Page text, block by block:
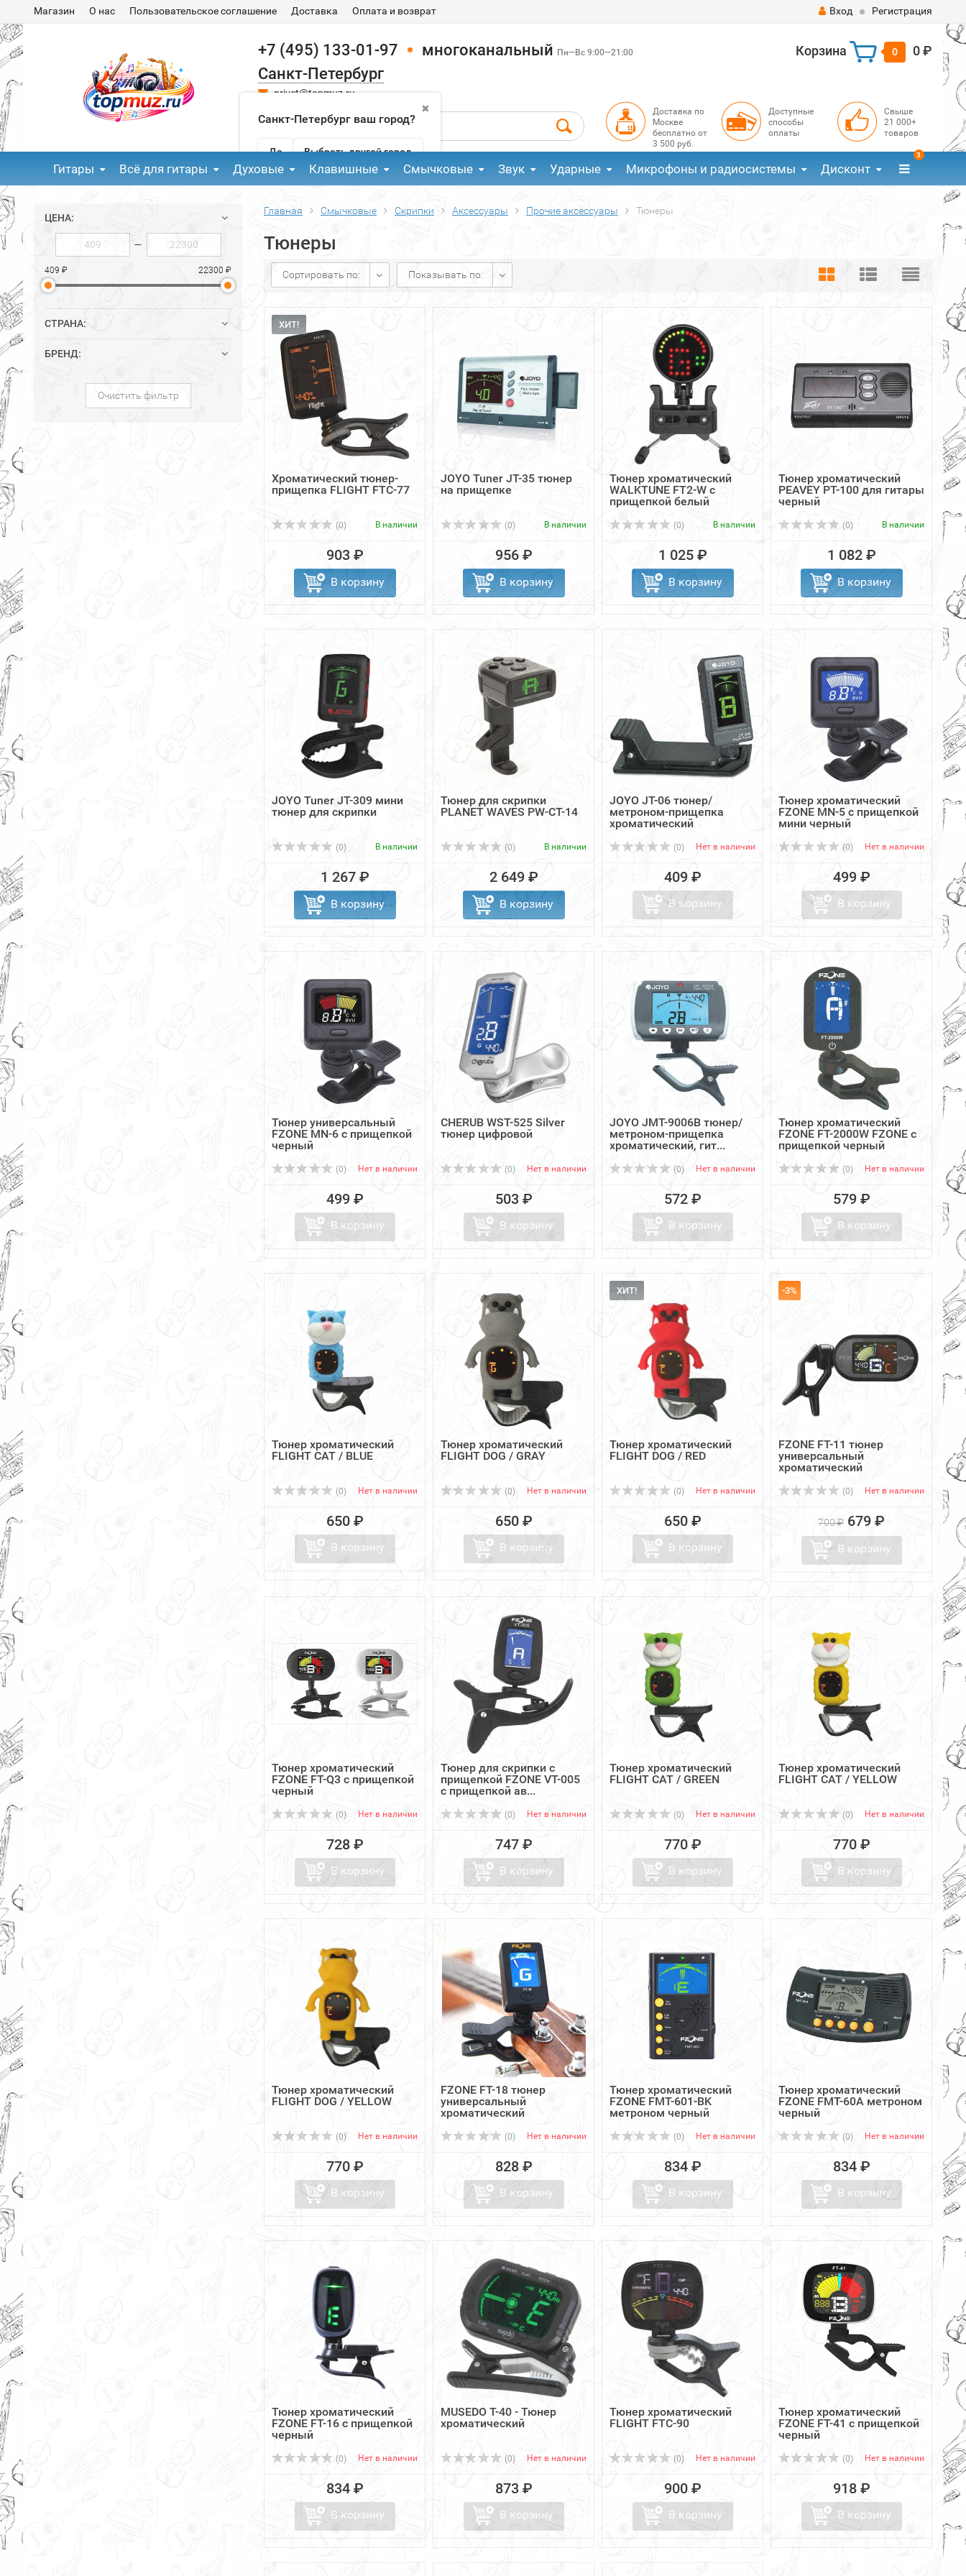
Магазин О нас Пользовательское соглашение Доставка Оплата и возврат Вход Регистрация
+7 (495) 133-01-97 многоканальный Пн—Вс 9:00—21:00
Санкт-Петербург
✖
Санкт-Петербург ваш город?
Да Выбрать другой город
privet@topmuz.ru
Корзина 0 0 ₽
Доставка по
Москве
бесплатно от
3 500 руб.
Доступные
способы
оплаты
Свыше
21 000+
товаров
Гитары Всё для гитары Духовые Клавишные Смычковые Звук Ударные Микрофоны и радиосистемы Дисконт
3
ЦЕНА:
—
409 ₽ 22300 ₽
СТРАНА:
БРЕНД:
Очистить фильтр
Главная Смычковые Скрипки Аксессуары Прочие аксессуары Тюнеры
Тюнеры
Сортировать по: Показывать по:
ХИТ!
Хроматический тюнер-
прищепка FLIGHT FTC-77
(0) В наличии
903 ₽
В корзину
JOYO Tuner JT-35 тюнер
на прищепке
(0) В наличии
956 ₽
В корзину
Тюнер хроматический
WALKTUNE FT2-W с
прищепкой белый
(0) В наличии
1 025 ₽
В корзину
Тюнер хроматический
PEAVEY PT-100 для гитары
черный
(0) В наличии
1 082 ₽
В корзину
JOYO Tuner JT-309 мини
тюнер для скрипки
(0) В наличии
1 267 ₽
В корзину
Тюнер для скрипки
PLANET WAVES PW-CT-14
(0) В наличии
2 649 ₽
В корзину
JOYO JT-06 тюнер/
метроном-прищепка
хроматический
(0) Нет в наличии
409 ₽
В корзину
Тюнер хроматический
FZONE MN-5 с прищепкой
мини черный
(0) Нет в наличии
499 ₽
В корзину
Тюнер универсальный
FZONE MN-6 с прищепкой
черный
(0) Нет в наличии
499 ₽
В корзину
CHERUB WST-525 Silver
тюнер цифровой
(0) Нет в наличии
503 ₽
В корзину
JOYO JMT-9006B тюнер/
метроном-прищепка
хроматический, гит...
(0) Нет в наличии
572 ₽
В корзину
Тюнер хроматический
FZONE FT-2000W FZONE с
прищепкой черный
(0) Нет в наличии
579 ₽
В корзину
Тюнер хроматический
FLIGHT CAT / BLUE
(0) Нет в наличии
650 ₽
В корзину
Тюнер хроматический
FLIGHT DOG / GRAY
(0) Нет в наличии
650 ₽
В корзину
ХИТ!
Тюнер хроматический
FLIGHT DOG / RED
(0) Нет в наличии
650 ₽
В корзину
-3%
FZONE FT-11 тюнер
универсальный
хроматический
(0) Нет в наличии
700 ₽ 679 ₽
В корзину
Тюнер хроматический
FZONE FT-Q3 с прищепкой
черный
(0) Нет в наличии
728 ₽
В корзину
Тюнер для скрипки с
прищепкой FZONE VT-005
с прищепкой ав...
(0) Нет в наличии
747 ₽
В корзину
Тюнер хроматический
FLIGHT CAT / GREEN
(0) Нет в наличии
770 ₽
В корзину
Тюнер хроматический
FLIGHT CAT / YELLOW
(0) Нет в наличии
770 ₽
В корзину
Тюнер хроматический
FLIGHT DOG / YELLOW
(0) Нет в наличии
770 ₽
В корзину
FZONE FT-18 тюнер
универсальный
хроматический
(0) Нет в наличии
828 ₽
В корзину
Тюнер хроматический
FZONE FMT-601-BK
метроном черный
(0) Нет в наличии
834 ₽
В корзину
Тюнер хроматический
FZONE FMT-60A метроном
черный
(0) Нет в наличии
834 ₽
В корзину
Тюнер хроматический
FZONE FT-16 с прищепкой
черный
(0) Нет в наличии
834 ₽
В корзину
MUSEDO T-40 - Тюнер
хроматический
(0) Нет в наличии
873 ₽
В корзину
Тюнер хроматический
FLIGHT FTC-90
(0) Нет в наличии
900 ₽
В корзину
Тюнер хроматический
FZONE FT-41 с прищепкой
черный
(0) Нет в наличии
918 ₽
В корзину